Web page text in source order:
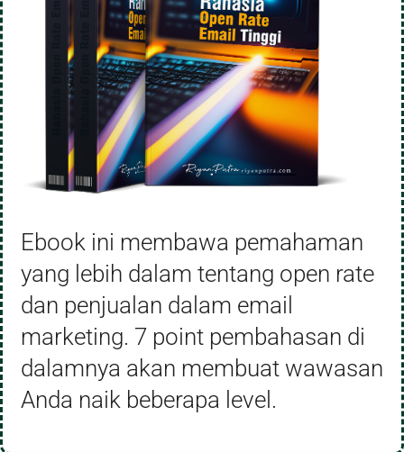
Ebook ini membawa pemahaman
yang lebih dalam tentang open rate
dan penjualan dalam email
marketing. 7 point pembahasan di
dalamnya akan membuat wawasan
Anda naik beberapa level.